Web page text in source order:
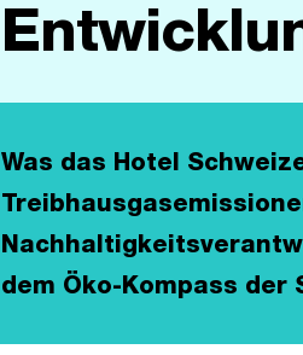
Was das Hotel
dem Öko-Kompass der